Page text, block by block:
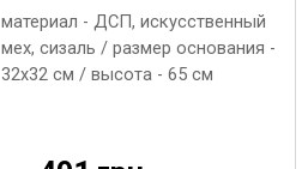
материал - ДСП, искусственный
мех, сизаль / размер основания -
32х32 см / высота - 65 см